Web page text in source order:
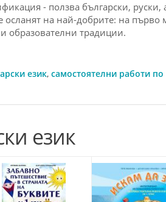
- ползва български,
осланят на най-добрите: на първо
образователни традиции.
език, самостоятелни работи
език